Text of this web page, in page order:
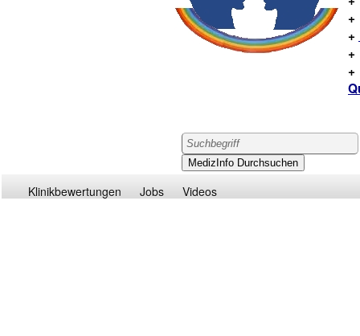
+
Klinikbewertungen Jobs Videos